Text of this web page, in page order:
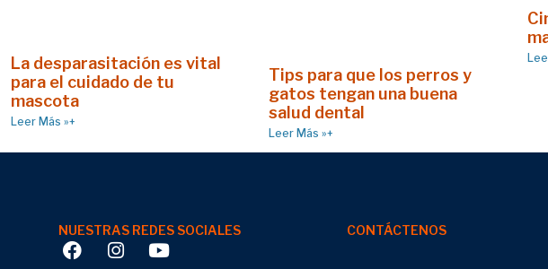
La desparasitación es vital
para el cuidado de tu
mascota
Leer Más »+
Tips para que los perros y
gatos tengan una buena
salud dental
Leer Más »+
NUESTRAS REDES SOCIALES CONTÁCTENOS